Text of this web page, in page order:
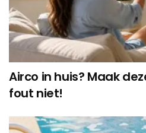
Airco in huis? Maak
fout niet!